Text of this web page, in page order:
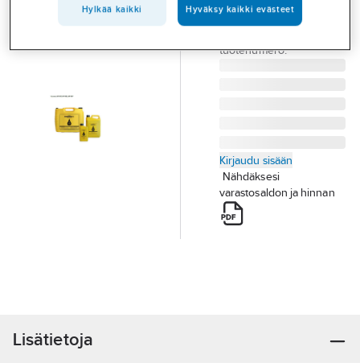
95X
Tuotenumero T13001322
tuotenumero:
Kirjaudu sisään
Nähdäksesi
varastosaldon ja hinnan
Lisätietoja
Hylkää kaikki Hyväksy kaikki evästeet